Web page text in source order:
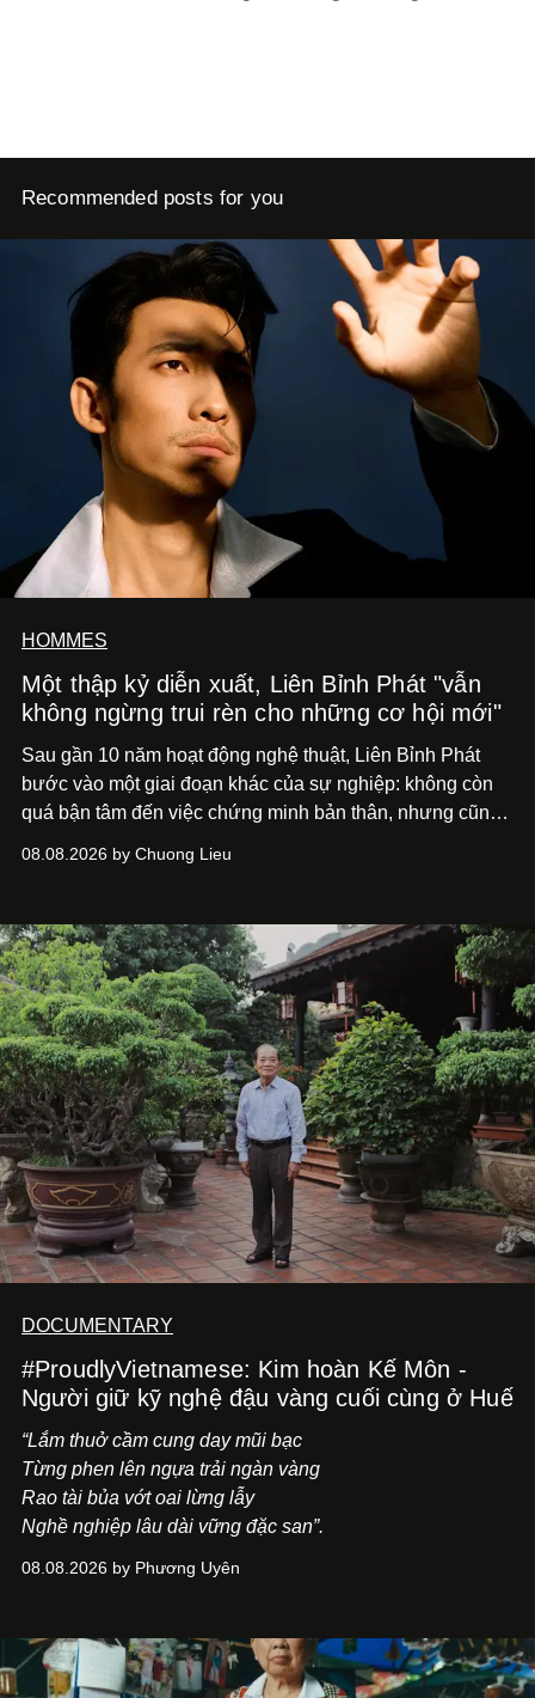
Recommended posts for you
HOMMES
Một thập kỷ diễn xuất, Liên Bỉnh Phát "vẫn
không ngừng trui rèn cho những cơ hội mới"
Sau gần 10 năm hoạt động nghệ thuật, Liên Bỉnh Phát
bước vào một giai đoạn khác của sự nghiệp: không còn
quá bận tâm đến việc chứng minh bản thân, nhưng cũng
phim điện ảnh trong nửa đầu 2026 đến hành trình trở lại
bằng một tâm thế điềm tĩnh hơn. Anh tiếp tục học hỏi, trau
dồi và chờ đợi những vai diễn đủ sức đưa mình đến
những vùng đất mới. Ở tuổi ngoài 30, điều anh theo đuổi
không phải những đích đến quá lớn, mà là khả năng luôn
tiến về phía trước.
08.08.2026 by Chuong Lieu
DOCUMENTARY
#ProudlyVietnamese: Kim hoàn Kế Môn -
Người giữ kỹ nghệ đậu vàng cuối cùng ở Huế
“Lắm thuở cầm cung day mũi bạc
Từng phen lên ngựa trải ngàn vàng
Rao tài bủa vớt oai lừng lẫy
Nghề nghiệp lâu dài vững đặc san”.
08.08.2026 by Phương Uyên